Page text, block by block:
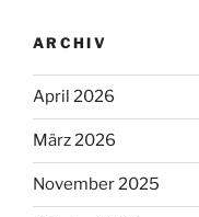
ARCHIV
April 2026
März 2026
November 2025